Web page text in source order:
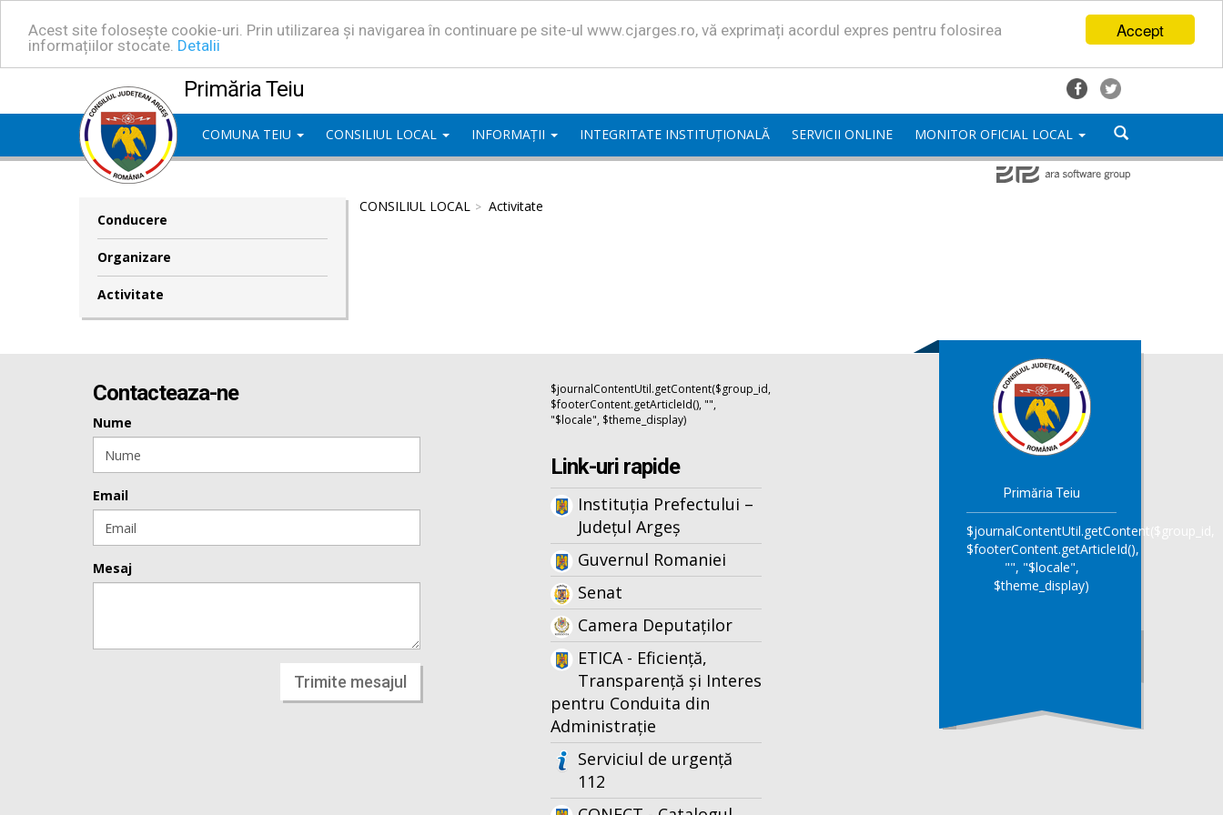
Accept
Acest site folosește cookie-uri. Prin utilizarea și navigarea în continuare pe site-ul www.cjarges.ro, vă exprimați acordul expres pentru folosirea
informațiilor stocate. Detalii
Primăria Teiu
COMUNA TEIU CONSILIUL LOCAL INFORMAȚII INTEGRITATE INSTITUȚIONALĂ SERVICII ONLINE MONITOR OFICIAL LOCAL
Conducere
Organizare
Activitate
CONSILIUL LOCAL Activitate
Contacteaza-ne
Nume
Email
Mesaj
Trimite mesajul
$journalContentUtil.getContent($group_id,
$footerContent.getArticleId(), "",
"$locale", $theme_display)
Link-uri rapide
Instituția Prefectului –
Județul Argeș
Guvernul Romaniei
Senat
Camera Deputaților
ETICA - Eficiență,
Transparență și Interes
pentru Conduita din
Administrație
Serviciul de urgență
112
Primăria Teiu
$journalContentUtil.getContent($group_id,
$footerContent.getArticleId(),
"", "$locale",
$theme_display)